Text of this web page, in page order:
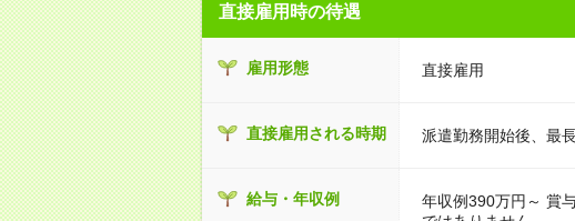
直接雇用時の待遇
雇用形態 直接雇用
直接雇用される時期 派遣勤務開始後、最
給与・年収例
年収例390万円～ 賞